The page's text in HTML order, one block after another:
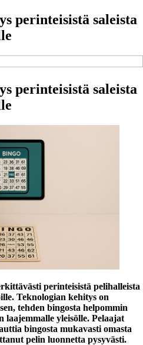
perinteisistä saleista
perinteisistä saleista
perinteisistä pelihalleista
Teknologian kehitys on
tehden bingosta helpommin
laajemmalle yleisölle. Pelaajat
bingosta mukavasti omasta
pelin luonnetta pysyvästi.